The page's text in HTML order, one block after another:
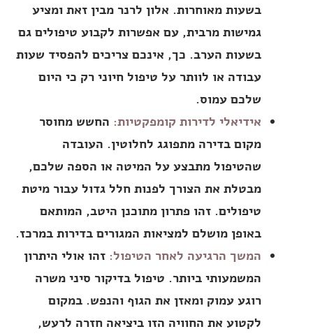
בשעות מאוחרות. אלון לרנר מבין זאת ומציע
גמישות מרבית, עם אפשרות לקבוע טיפולים גם
בשעות הערב. כך, אינכם צריכים להפסיד שעות
עבודה או לוותר על טיפול חיוני רק כי היום
שלכם עמוס.
אידיאלי לדירות קומפקטיות:החשש מחוסר
מקום בדירה מתפוגג לחלוטין. העובדה
שהטיפול מתבצע על המיטה או הספה שלכם,
מבטלת את הצורך לפנות חלל גדול עבור מיטת
טיפולים. זהו פתרון מתוכנן היטב, המותאם
באופן מושלם למציאות המגורים בדירות במרכז.
המשך הרגיעה לאחר הטיפול:זהו אולי היתרון
המשמעותי ביותר. טיפול בדיקור סיני משרה
רוגע עמוק ומאזן את הגוף והנפש. במקום
לקטוע את החוויה הזו ביציאה חזרה לרעש,